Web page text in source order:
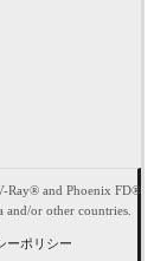
Ray® and Phoenix FD®
and/or other countries.
ーポリシー